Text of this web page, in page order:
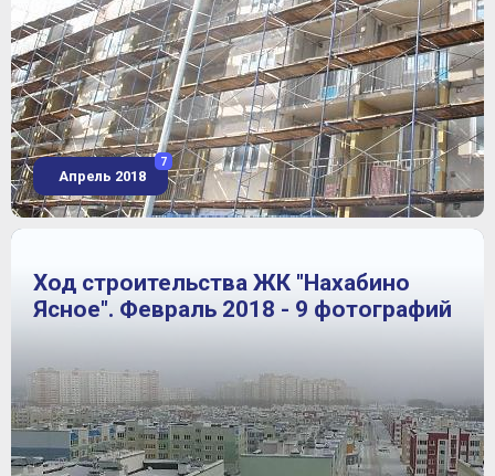
Апрель 2018
7
Ход строительства ЖК "Нахабино
Ясное". Февраль 2018 - 9 фотографий